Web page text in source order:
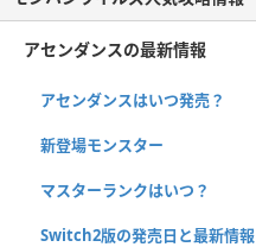
アセンダンスの最新情報
アセンダンスはいつ発売？
新登場モンスター
マスターランクはいつ？
Switch2版の発売日と最新情報